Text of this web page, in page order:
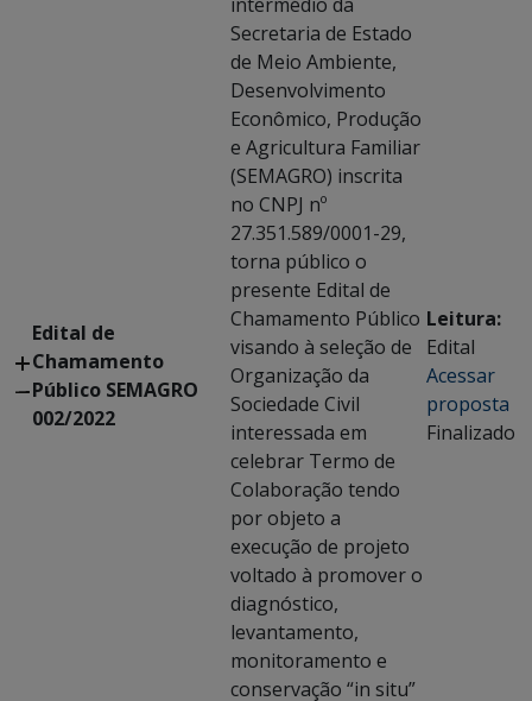
Edital de
Chamamento
Público SEMAGRO
002/2022
Secretaria de Estado
de Meio Ambiente,
Desenvolvimento
Econômico, Produção
e Agricultura Familiar
(SEMAGRO) inscrita
no CNPJ nº
27.351.589/0001-29,
torna público o
presente Edital de
Chamamento Público
visando à seleção de
Organização da
Sociedade Civil
interessada em
celebrar Termo de
Colaboração tendo
por objeto a
execução de projeto
voltado à promover o
diagnóstico,
levantamento,
monitoramento e
conservação “in situ”
Leitura:
Edital
Acessar
proposta
Finalizado